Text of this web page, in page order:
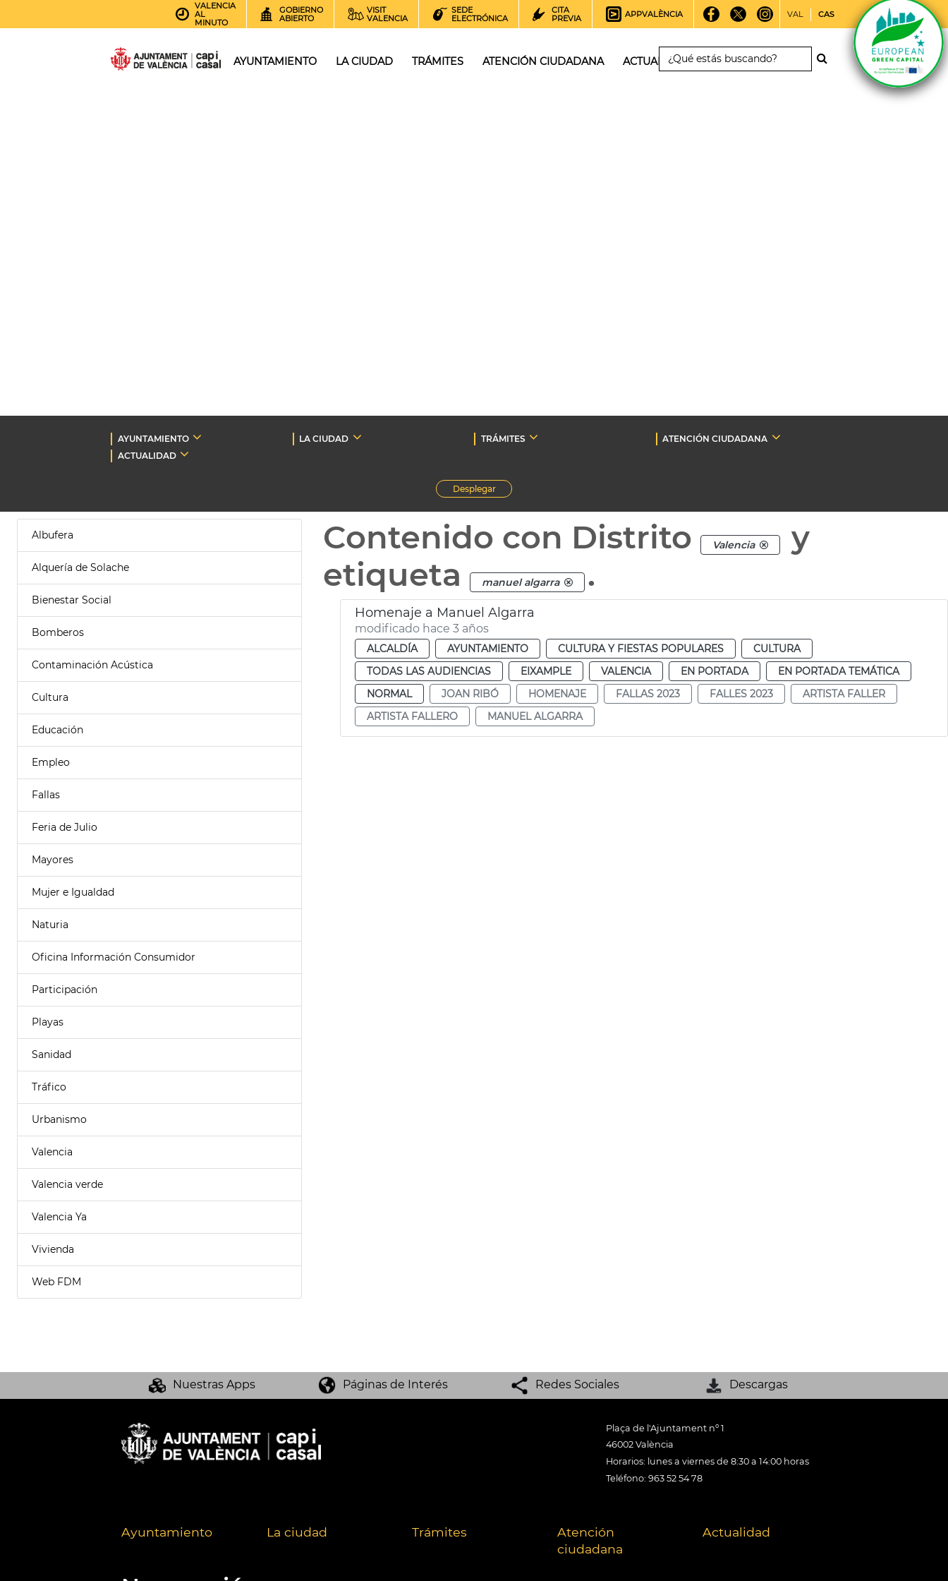
VALENCIA
AL
MINUTO
GOBIERNO
ABIERTO
VISIT
VALENCIA
SEDE
ELECTRÓNICA
CITA
PREVIA
APPVALÈNCIA VAL CAS
AYUNTAMIENTO LA CIUDAD TRÁMITES ATENCIÓN CIUDADANA ACTUALIDAD
AYUNTAMIENTO LA CIUDAD TRÁMITES
ATENCIÓN CIUDADANA
ACTUALIDAD
Desplegar
Albufera
Alquería de Solache
Bienestar Social
Bomberos
Contaminación Acústica
Cultura
Educación
Empleo
Fallas
Feria de Julio
Mayores
Mujer e Igualdad
Naturia
Oficina Información Consumidor
Participación
Playas
Sanidad
Tráfico
Urbanismo
Valencia
Valencia verde
Valencia Ya
Vivienda
Web FDM
Contenido con Distrito Valencia
y
etiqueta
manuel algarra .
Homenaje a Manuel Algarra
modificado hace 3 años
ALCALDÍA AYUNTAMIENTO CULTURA Y FIESTAS POPULARES
CULTURA
TODAS LAS AUDIENCIAS
EIXAMPLE VALENCIA EN PORTADA
EN PORTADA TEMÁTICA
NORMAL
JOAN RIBÓ HOMENAJE FALLAS 2023 FALLES 2023
ARTISTA FALLER
ARTISTA FALLERO
MANUEL ALGARRA
Nuestras Apps Páginas de Interés Redes Sociales Descargas
Plaça de l'Ajuntament nº 1
46002 València
Horarios: lunes a viernes de 8:30 a 14:00 horas
Teléfono: 963 52 54 78
Ayuntamiento La ciudad Trámites
Atención
ciudadana
Actualidad